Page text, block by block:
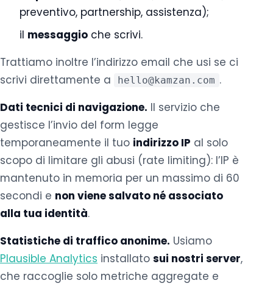
preventivo, partnership, assistenza);
il messaggio che scrivi.
Trattiamo inoltre l’indirizzo email che usi se ci
scrivi direttamente a
hello@kamzan.com .
Dati tecnici di navigazione. Il servizio che
gestisce l’invio del form legge
temporaneamente il tuo indirizzo IP al solo
scopo di limitare gli abusi (rate limiting): l’IP è
mantenuto in memoria per un massimo di 60
secondi e non viene salvato né associato
alla tua identità.
Statistiche di traffico anonime. Usiamo
Plausible Analytics installato sui nostri server,
che raccoglie solo metriche aggregate e